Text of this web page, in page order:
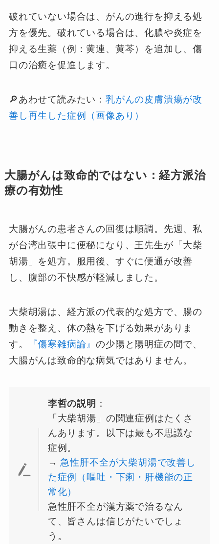
破れていない場合は、がんの進行を抑える処
方を優先。破れている場合は、化膿や炎症を
抑える生薬（例：黄連、黄芩）を追加し、傷
口の治癒を促進します。
🔎あわせて読みたい： 乳がんの皮膚潰瘍が改
善し再生した症例（画像あり）
大腸がんは致命的ではない：経方派治
療の有効性
大腸がんの患者さんの回復は順調。先週、私
が台湾出張中に便秘になり、王先生が「大柴
胡湯」を処方。服用後、すぐに便通が改善
し、腹部の不快感が軽減しました。
大柴胡湯は、経方派の代表的な処方で、腸の
動きを整え、体の熱を下げる効果がありま
す。
『傷寒雑病論』の少陽と陽明症の間で、
大腸がんは致命的な病気ではありません。
李哲の説明 ：
「大柴胡湯」の関連症例はたくさ
んあります。以下は最も不思議な
症例。
→ 急性肝不全が大柴胡湯で改善し
た症例（嘔吐・下痢・肝機能の正
常化）
急性肝不全が漢方薬で治るなん
て、皆さんは信じがたいでしょ
う。